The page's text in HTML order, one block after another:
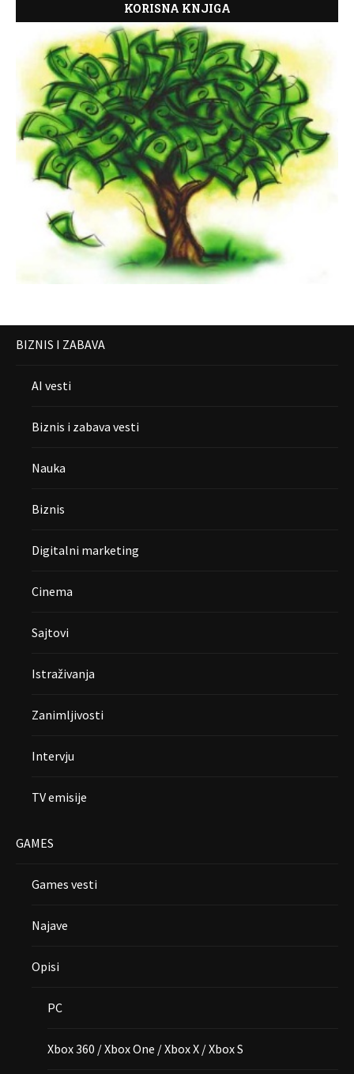
KORISNA KNJIGA
BIZNIS I ZABAVA
AI vesti
Biznis i zabava vesti
Nauka
Biznis
Digitalni marketing
Cinema
Sajtovi
Istraživanja
Zanimljivosti
Intervju
TV emisije
GAMES
Games vesti
Najave
Opisi
PC
Xbox 360 / Xbox One / Xbox X / Xbox S